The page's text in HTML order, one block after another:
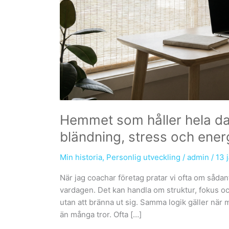
Hemmet som håller hela
bländning, stress och
Min historia, Personlig utveckling / admin / 13
När jag coachar företag pratar vi ofta om
vardagen. Det kan handla om struktur, fokus
utan att bränna ut sig. Samma logik gäller när
än många tror. Ofta […]